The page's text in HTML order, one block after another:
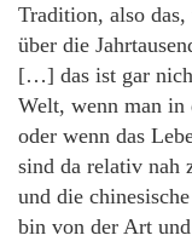
Tradition, also
über die
[…] das ist gar
Welt, wenn man in
oder wenn das
sind da relativ nah
und die
bin von der Art